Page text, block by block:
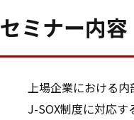
セミナー内容
上場企業における
J-SOX制度に対応